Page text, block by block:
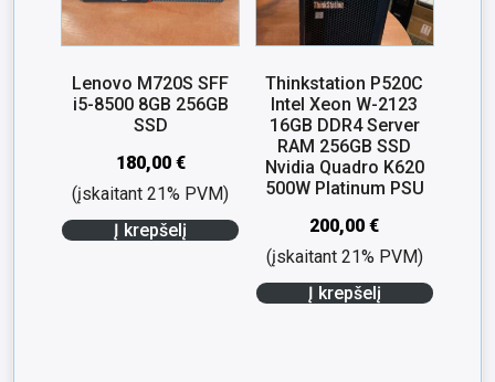
Lenovo M720S SFF
i5-8500 8GB 256GB
SSD
180,00 €
(įskaitant 21% PVM)
Į krepšelį
Thinkstation P520C
Intel Xeon W-2123
16GB DDR4 Server
RAM 256GB SSD
Nvidia Quadro K620
500W Platinum PSU
200,00€
(įskaitant 21% PVM)
Į krepšelį